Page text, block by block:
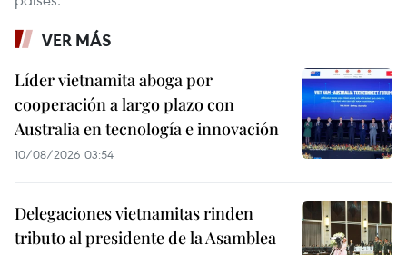
VER MÁS
Líder vietnamita aboga por
cooperación a largo plazo con
Australia en tecnología e innovación
10/08/2026 03:54
Delegaciones vietnamitas rinden
tributo al presidente de la Asamblea